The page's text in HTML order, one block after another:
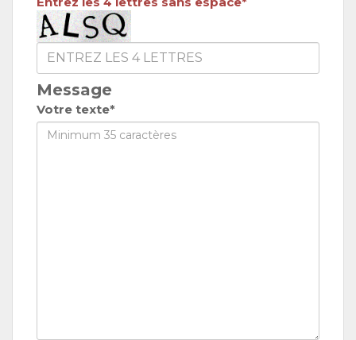
Message
Votre texte*